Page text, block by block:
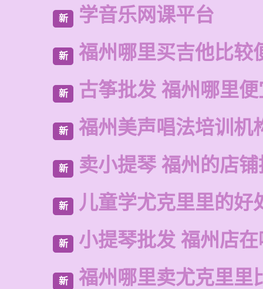
新 学音乐网课平台
新 福州哪里买吉他比较
新 古筝批发 福州哪里便
新 福州美声唱法培训机
新 卖小提琴 福州的店
新 儿童学尤克里里的好
新 小提琴批发 福州店
新 福州哪里卖尤克里里